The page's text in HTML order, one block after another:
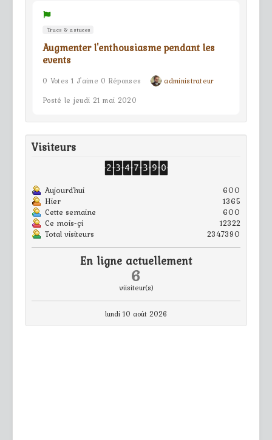
Trucs & astuces
Augmenter l'enthousiasme pendant les
events
0 Votes 1 J'aime 0 Réponses
administrateur
Posté le jeudi 21 mai 2020
Visiteurs
Aujourd'hui
600
Hier
1365
Cette semaine
600
Ce mois-çi
12322
Total visiteurs
2347390
En ligne actuellement
6
viisiteur(s)
lundi 10 août 2026